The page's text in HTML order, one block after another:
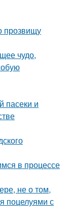
прозвищу
чудо,
пасеки и
в процессе
не о том,
поцелуями с